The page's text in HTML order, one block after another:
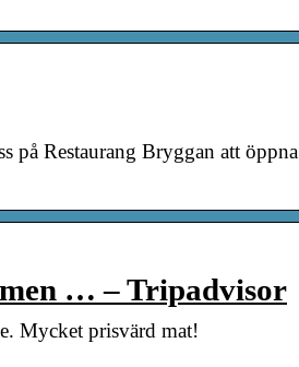
på Restaurang Bryggan att öppna
… – Tripadvisor
Mycket prisvärd mat!